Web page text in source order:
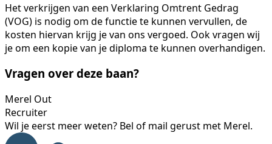
Het verkrijgen van een Verklaring Omtrent Gedrag
(VOG) is nodig om de functie te kunnen vervullen, de
kosten hiervan krijg je van ons vergoed. Ook vragen wij
je om een kopie van je diploma te kunnen overhandigen.
Vragen over deze baan?
Merel Out
Recruiter
Wil je eerst meer weten? Bel of mail gerust met Merel.